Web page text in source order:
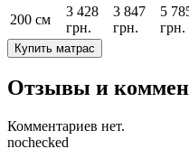
200 см
3 428
грн.
3 847
грн.
5
грн.
Купить матрас
Отзывы и
Комментариев нет.
nochecked